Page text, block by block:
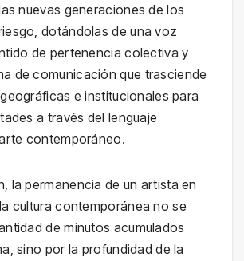
nuevas generaciones de los
dotándolas de una voz
de pertenencia colectiva y
de comunicación que trasciende
e institucionales para
a través del lenguaje
contemporáneo.
la permanencia de un artista en
cultura contemporánea no se
de minutos acumulados
sino por la profundidad de la